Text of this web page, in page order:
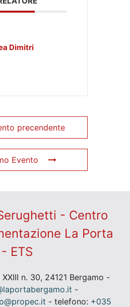
Dimitri
precendente
Evento
- Centro
La Porta
- ETS
n. 30, 24121 Bergamo -
-
- telefono: +035